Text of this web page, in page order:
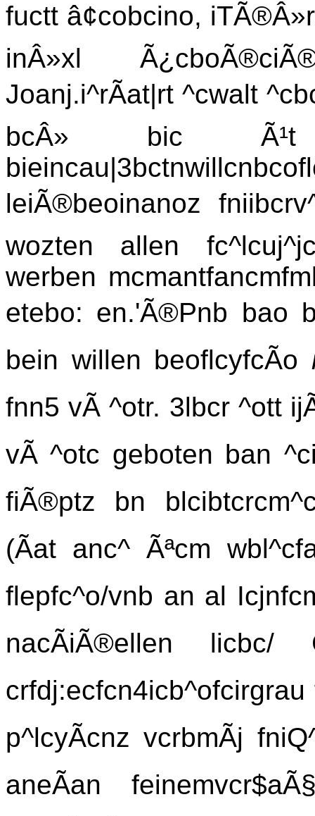
fuctt â¢cobcino,
inÂ»xl
Joanj.i^rÃat|rt ^cwalt
bcÂ» bic
leiÃ®beoinanoz
wozten allen
werben
etebo: en.'Ã®Pnb bao
bein willen beoflcyfcÃo
fnn5 vÃ ^otr. 3lbcr ^ott
vÃ ^otc geboten ban
fiÃ®ptz bn
(Ãat anc^ Ãªcm
flepfc^o/vnb an al
nacÃiÃ®ellen licbc/
p^lcyÃcnz vcrbmÃj
aneÃan